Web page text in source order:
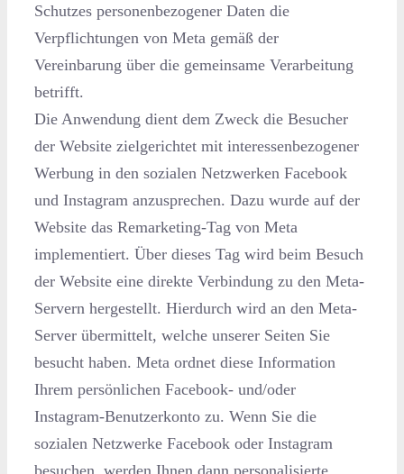
Schutzes personenbezogener Daten die
Verpflichtungen von Meta gemäß der
Vereinbarung über die gemeinsame Verarbeitung
betrifft.
Die Anwendung dient dem Zweck die Besucher
der Website zielgerichtet mit interessenbezogener
Werbung in den sozialen Netzwerken Facebook
und Instagram anzusprechen. Dazu wurde auf der
Website das Remarketing-Tag von Meta
implementiert. Über dieses Tag wird beim Besuch
der Website eine direkte Verbindung zu den Meta-
Servern hergestellt. Hierdurch wird an den Meta-
Server übermittelt, welche unserer Seiten Sie
besucht haben. Meta ordnet diese Information
Ihrem persönlichen Facebook- und/oder
Instagram-Benutzerkonto zu. Wenn Sie die
sozialen Netzwerke Facebook oder Instagram
besuchen, werden Ihnen dann personalisierte,